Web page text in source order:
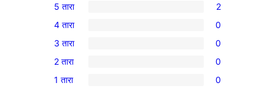
2
5-
तारा
समीक्षाहरू
5 तारा 2
0
4-
तारा
समीक्षाहरू
4 तारा 0
0
3-
तारा
3 तारा 0
0
2-
2 तारा 0
0
1 तारा 0